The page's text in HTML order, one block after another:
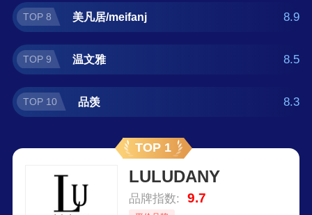
TOP 8 美凡居/meifanj 8.9
TOP 9 温文雅 8.5
TOP 10 品羡 8.3
TOP 1
LULUDANY
品牌指数: 9.7